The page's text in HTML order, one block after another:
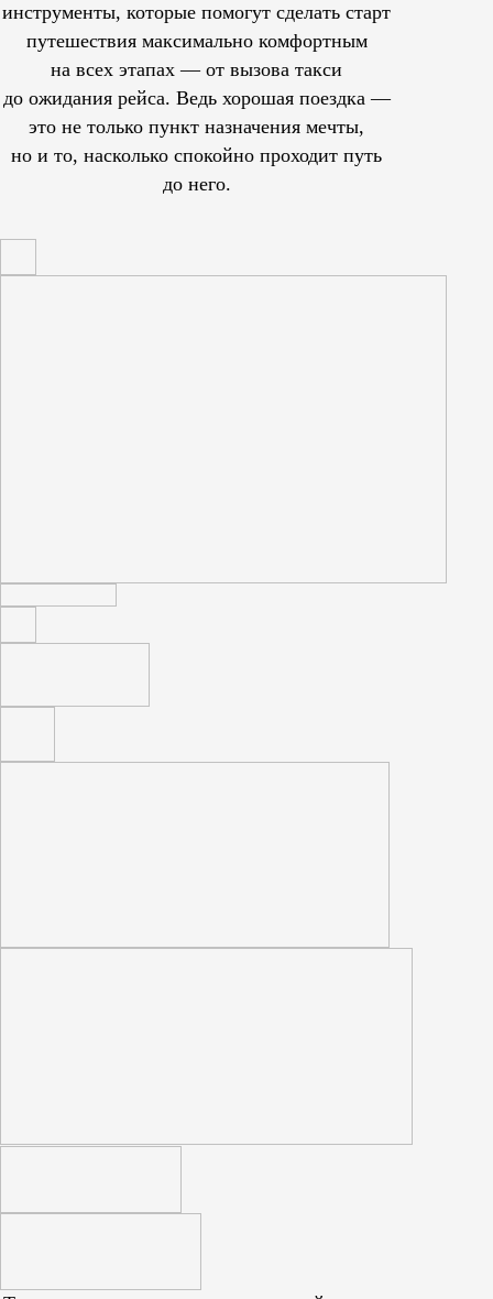
инструменты, которые помогут сделать старт
путешествия максимально комфортным
на всех этапах — от вызова такси
до ожидания рейса. Ведь хорошая поездка —
это не только пункт назначения мечты,
но и то, насколько спокойно проходит путь
до него.